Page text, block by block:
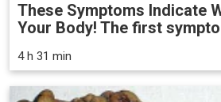
These Symptoms Indicate
Your Body! The first
4 h 31 min